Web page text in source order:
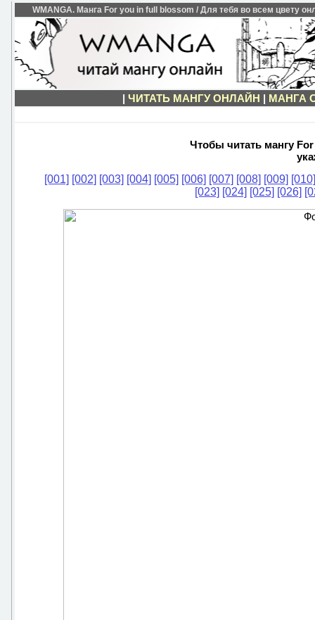
WMANGA. Манга For you in full blossom / Для тебя во всем цвету
| ЧИТАТЬ МАНГУ ОНЛАЙН | МАНГА
Чтобы читать мангу
[001] [002] [003] [004] [005] [006] [007] [008] [009] [010]
[023] [024] [025] [026]